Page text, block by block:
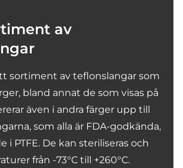
av
sortiment av teflonslangar som
bland annat de som visas på
även i andra färger upp till
som alla är FDA-godkända,
i PTFE. De kan steriliseras och
från -73°C till +260°C.